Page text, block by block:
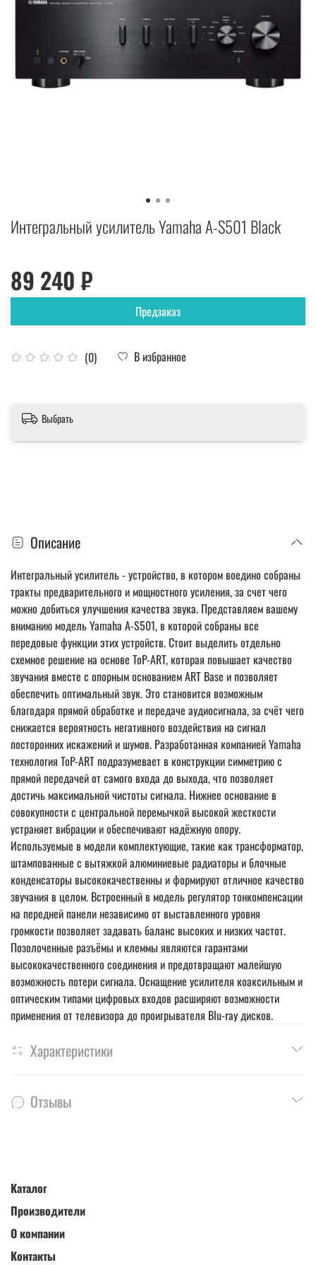
Интегральный усилитель Yamaha A-S501 Black
(0) В избранное
89 240 ₽
Предзаказ
Выбрать
Описание
Интегральный усилитель - устройство, в котором воедино собраны
тракты предварительного и мощностного усиления, за счет чего
можно добиться улучшения качества звука. Представляем вашему
вниманию модель Yamaha A-S501, в которой собраны все
передовые функции этих устройств. Стоит выделить отдельно
схемное решение на основе ToP-ART, которая повышает качество
звучания вместе с опорным основанием ART Base и позволяет
обеспечить оптимальный звук. Это становится возможным
благодаря прямой обработке и передаче аудиосигнала, за счёт чего
снижается вероятность негативного воздействия на сигнал
посторонних искажений и шумов. Разработанная компанией Yamaha
технология ToP-ART подразумевает в конструкции симметрию с
прямой передачей от самого входа до выхода, что позволяет
достичь максимальной чистоты сигнала. Нижнее основание в
совокупности с центральной перемычкой высокой жесткости
устраняет вибрации и обеспечивают надёжную опору.
Используемые в модели комплектующие, такие как трансформатор,
штампованные с вытяжкой алюминиевые радиаторы и блочные
конденсаторы высококачественны и формируют отличное качество
звучания в целом. Встроенный в модель регулятор тонкомпенсации
на передней панели независимо от выставленного уровня
громкости позволяет задавать баланс высоких и низких частот.
Позолоченные разъёмы и клеммы являются гарантами
высококачественного соединения и предотвращают малейшую
возможность потери сигнала. Оснащение усилителя коаксильным и
оптическим типами цифровых входов расширяют возможности
применения от телевизора до проигрывателя Blu-ray дисков.
Характеристики
Отзывы
Каталог
Производители
О компании
Контакты